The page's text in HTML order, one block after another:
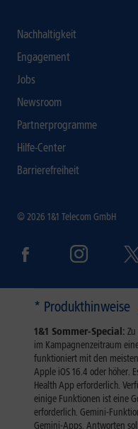
Nachhaltigkeit
Engagement
Jobs
Newsroom
Partnerprogramme
Hilfe-Center
Barrierefreiheit
© 2026 1&1 Telecom GmbH